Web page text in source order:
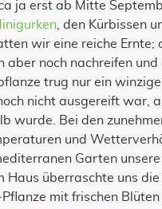
ja erst ab Mitte
, den Kürbissen
wir eine reiche Ernte;
aber noch nachreifen und
trug nur ein
nicht ausgereift war,
wurde. Bei den
und
Garten
Haus überraschte uns
mit frischen